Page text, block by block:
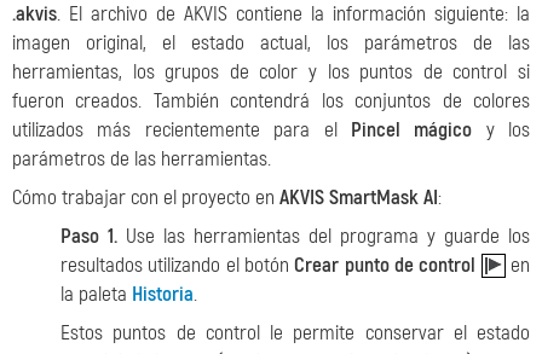
.akvis. El archivo de AKVIS contiene la información siguiente: la
imagen original, el estado actual, los parámetros de las
herramientas, los grupos de color y los puntos de control si
fueron creados. También contendrá los conjuntos de colores
utilizados más recientemente para el Pincel mágico y los
parámetros de las herramientas.
Cómo trabajar con el proyecto en AKVIS SmartMask AI:
Paso 1. Use las herramientas del programa y guarde los
resultados utilizando el botónCrear punto de control
en
la paleta Historia.
Estos puntos de control le permite conservar el estado